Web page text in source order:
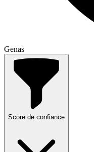
Genas
Score de confiance